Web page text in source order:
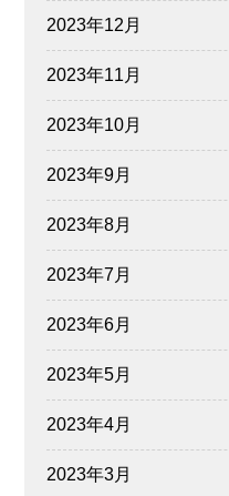
2023年12月
2023年11月
2023年10月
2023年9月
2023年8月
2023年7月
2023年6月
2023年5月
2023年4月
2023年3月